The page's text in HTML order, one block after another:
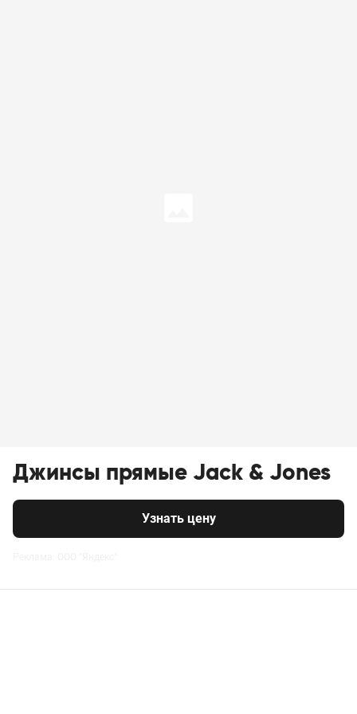
Джинсы прямые Jack & Jones
Узнать цену